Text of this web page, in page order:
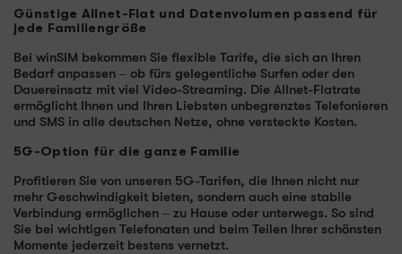
Günstige Allnet-Flat und Datenvolumen passend für
jede Familiengröße
Bei winSIM bekommen Sie flexible Tarife, die sich an Ihren
Bedarf anpassen – ob fürs gelegentliche Surfen oder den
Dauereinsatz mit viel Video-Streaming. Die Allnet-Flatrate
ermöglicht Ihnen und Ihren Liebsten unbegrenztes Telefonieren
und SMS in alle deutschen Netze, ohne versteckte Kosten.
5G-Option für die ganze Familie
Profitieren Sie von unseren 5G-Tarifen, die Ihnen nicht nur
mehr Geschwindigkeit bieten, sondern auch eine stabile
Verbindung ermöglichen – zu Hause oder unterwegs. So sind
Sie bei wichtigen Telefonaten und beim Teilen Ihrer schönsten
Momente jederzeit bestens vernetzt.